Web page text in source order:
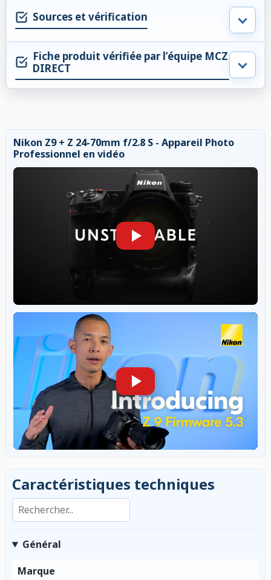
Sources et vérification
Fiche produit vérifiée par l’équipe MCZ
DIRECT
Nikon Z9 + Z 24-70mm f/2.8 S - Appareil Photo
Professionnel en vidéo
Caractéristiques techniques
Rechercher dans les caractéristiques
Général
Marque